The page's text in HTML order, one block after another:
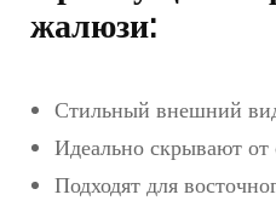
жалюзи:
Стильный внешний
Идеально скрывают от
Подходят для